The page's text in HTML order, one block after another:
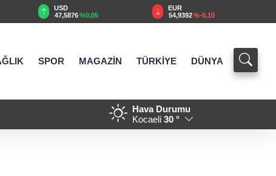
EUR
54,9392%-0,10
GBP
64,1260%0,10
SPOR MAGAZİN TÜRKİYE DÜNYA
bildiri... Terörsüz Türkiye, bölgesel güvenlik ve
Hava Durumu
Kocaeli 30 °